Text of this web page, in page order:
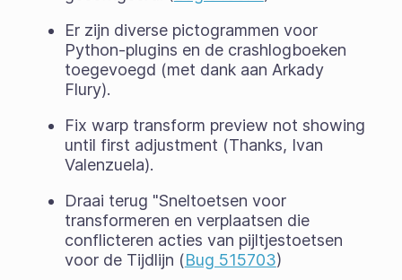
Er zijn diverse pictogrammen voor
Python-plugins en de crashlogboeken
toegevoegd (met dank aan Arkady
Flury).
Fix warp transform preview not showing
until first adjustment (Thanks, Ivan
Valenzuela).
Draai terug "Sneltoetsen voor
transformeren en verplaatsen die
conflicteren acties van pijltjestoetsen
voor de Tijdlijn (Bug 515703)